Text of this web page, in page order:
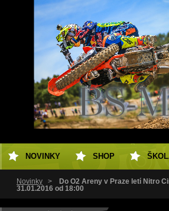
Novinky >
Do O2 Areny v Praze letí Nitro
31.01.2016 od 18:00
NOVINKY SHOP